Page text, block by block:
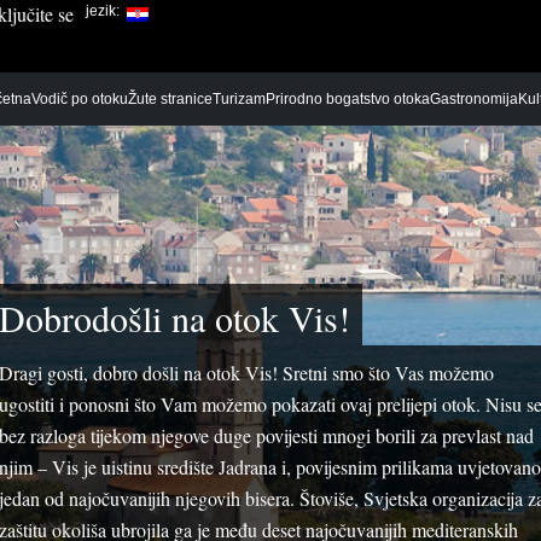
se jezik:
Vodič po otokuŽute stranice
Banke
Financijska agencija
Poštanski uredi
Taxi
Cvjećarnice
Darovni dućan
Domaćim proizvodima
foto radnja
Buffet
Caffe
Fast food
Konobe
TurizamPrirodno bogatstvo otoka
Bijelo
Crno
Gastronomija
Dječiji vrtići
Škola-srednja
Škole-osnovne
Dobrodošli na otok Vis!
Dragi gosti, dobro došli na otok Vis! Sretni smo što Vas možemo
ugostiti i ponosni što Vam možemo pokazati ovaj prelijepi otok. Nisu se
bez razloga tijekom njegove duge povijesti mnogi borili za prevlast nad
njim – Vis je uistinu središte Jadrana i, povijesnim prilikama
jedan od najočuvanijih njegovih bisera. Štoviše, Svjetska organizacija
zaštitu okoliša ubrojila ga je među deset najočuvanijih mediteranskih